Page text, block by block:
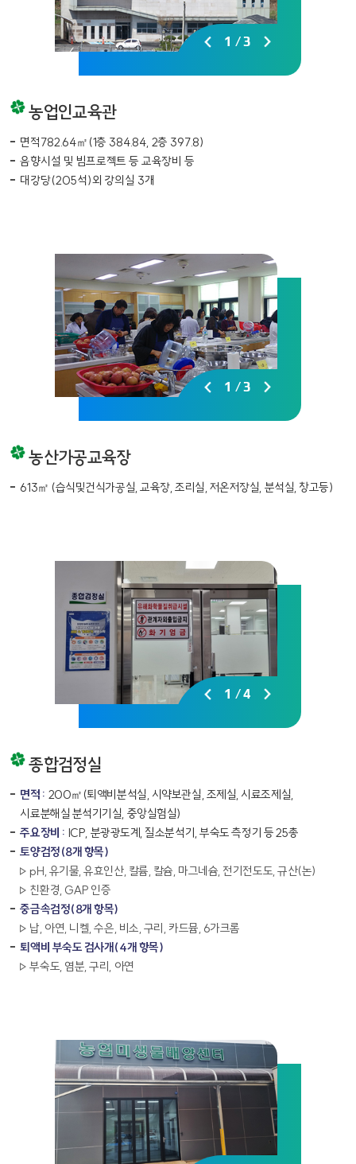
1 /3
농업인교육관
면적782.64㎡(1층 384.84, 2층 397.8)
음향시설 및 빔프로젝트 등 교육장비 등
대강당(205석)외 강의실 3개
1 /3
농산가공교육장
613㎡ (습식및건식가공실, 교육장, 조리실, 저온저장실, 분석실, 창고등)
1 /4
종합검정실
면적 : 200㎡(퇴액비분석실, 시약보관실, 조제실, 시료조제실,
시료분해실 분석기기실, 중앙실험실)
주요장비 : ICP, 분광광도계, 질소분석기, 부숙도 측정기 등 25총
토양검정(8개 항목)
pH, 유기물, 유효인산, 칼륨, 칼슘, 마그네슘, 전기전도도, 규산(논)
친환경, GAP 인증
중금속검정(8개 항목)
납, 아연, 니켈, 수은, 비소, 구리, 카드뮴, 6가크롬
퇴액비 부숙도 검사개(4개 항목)
부숙도, 염분, 구리, 아연